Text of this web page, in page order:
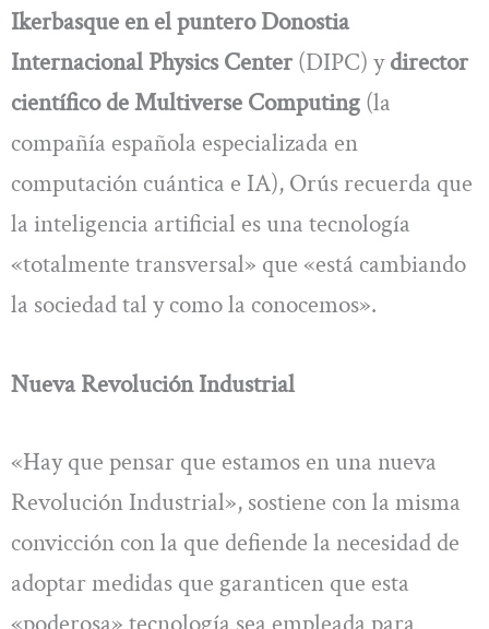
Ikerbasque en el puntero Donostia
Internacional Physics Center (DIPC) ydirector
científico de Multiverse Computing (la
compañía española especializada en
computación cuántica e IA), Orús recuerda que
la inteligencia artificial es una tecnología
«totalmente transversal» que «está cambiando
la sociedad tal y como la conocemos».
Nueva Revolución Industrial
«Hay que pensar que estamos en una nueva
Revolución Industrial», sostiene con la misma
convicción con la que defiende la necesidad de
adoptar medidas que garanticen que esta